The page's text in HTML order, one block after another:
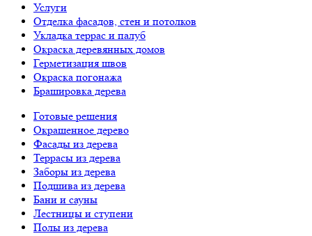
Услуги
Отделка фасадов, стен и потолков
Укладка террас и палуб
Окраска деревянных домов
Герметизация швов
Окраска погонажа
Брашировка дерева
Готовые решения
Окрашенное дерево
Фасады из дерева
Террасы из дерева
Заборы из дерева
Подшива из дерева
Бани и сауны
Лестницы и ступени
Полы из дерева